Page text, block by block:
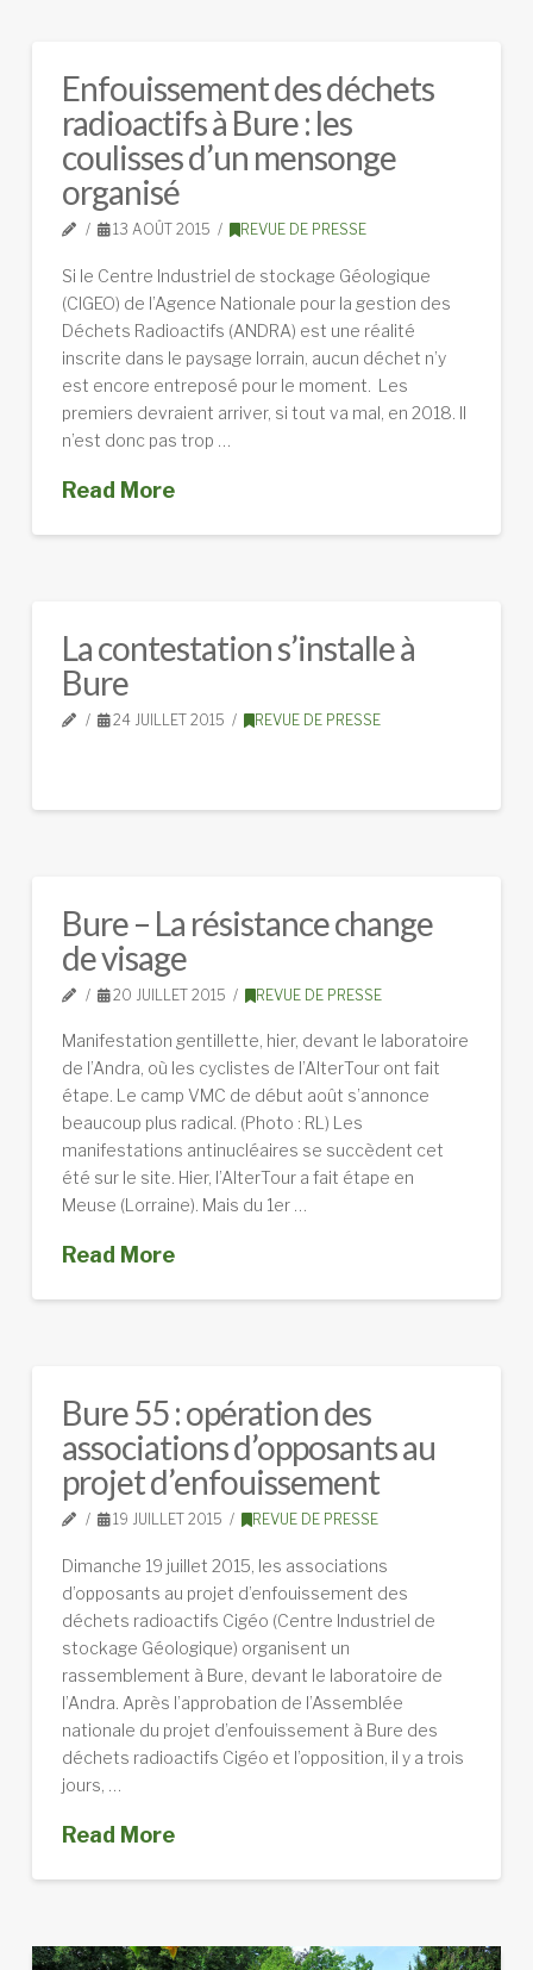
Enfouissement des déchets
radioactifs à Bure : les
coulisses d’un mensonge
organisé
13 AOÛT 2015 REVUE DE PRESSE
Si le Centre Industriel de stockage Géologique
(CIGEO) de l’Agence Nationale pour la gestion des
Déchets Radioactifs (ANDRA) est une réalité
inscrite dans le paysage lorrain, aucun déchet n’y
est encore entreposé pour le moment. Les
premiers devraient arriver, si tout va mal, en 2018. Il
n’est donc pas trop …
Read More
La contestation s’installe à
Bure
24 JUILLET 2015 REVUE DE PRESSE
Bure – La résistance change
de visage
20 JUILLET 2015 REVUE DE PRESSE
Manifestation gentillette, hier, devant le laboratoire
de l’Andra, où les cyclistes de l’AlterTour ont fait
étape. Le camp VMC de début août s’annonce
beaucoup plus radical. (Photo : RL) Les
manifestations antinucléaires se succèdent cet
été sur le site. Hier, l’AlterTour a fait étape en
Meuse (Lorraine). Mais du 1er …
Read More
Bure 55 : opération des
associations d’opposants au
projet d’enfouissement
19 JUILLET 2015 REVUE DE PRESSE
Dimanche 19 juillet 2015, les associations
d’opposants au projet d’enfouissement des
déchets radioactifs Cigéo (Centre Industriel de
stockage Géologique) organisent un
rassemblement à Bure, devant le laboratoire de
l’Andra. Après l’approbation de l’Assemblée
nationale du projet d’enfouissement à Bure des
déchets radioactifs Cigéo et l’opposition, il y a trois
jours, …
Read More